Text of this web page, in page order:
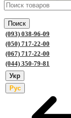
Поиск
(093) 038-96-09
(050) 717-22-00
(067) 717-22-00
(044) 350-79-81
Укр
Рус